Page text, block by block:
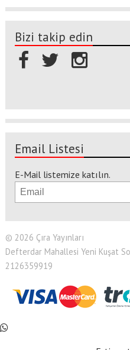
Bizi takip edin
Email Listesi
E-Mail listemize katılın.
© 2026 Çıra Yayınları
Defterdar Mahallesi Yeni Kuşat
2126359919